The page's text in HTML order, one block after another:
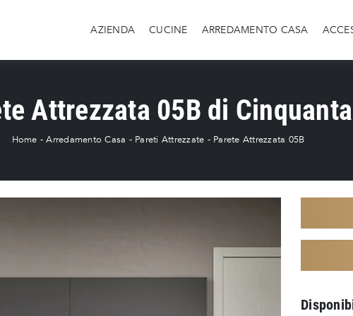
AZIENDA CUCINE ARREDAMENTO CASA
Attrezzata 05B di
Home -Arredamento Casa - Pareti Attrezzate - Parete Attrezzata 05B